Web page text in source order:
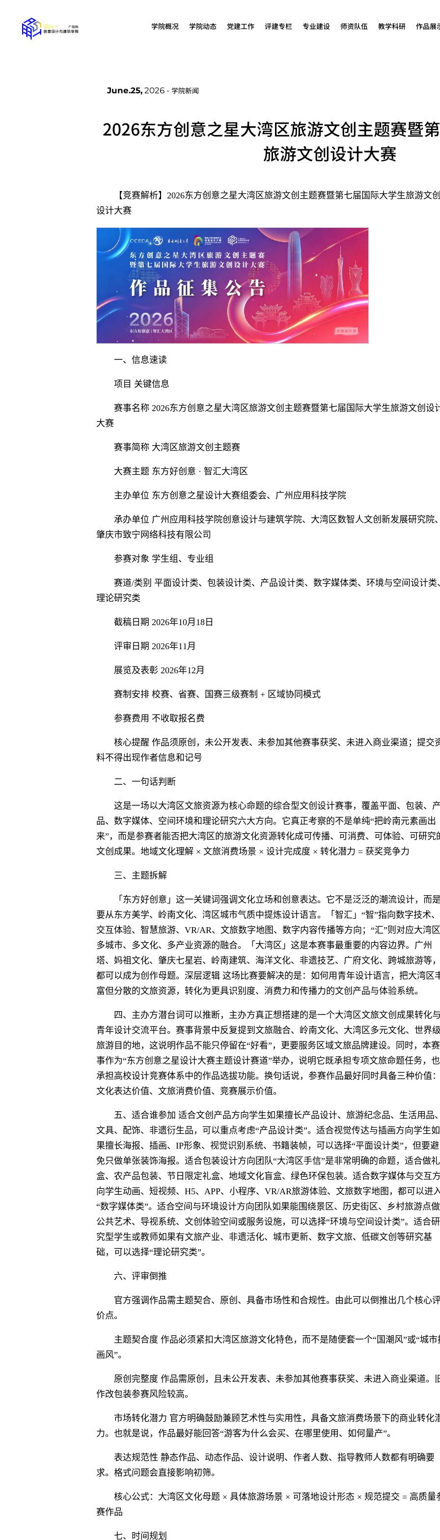
学院概况 学院动态 党建工作 评建专栏 专业建设 师资队伍 教学科研 作品展
June.25, 2026 -学院新闻
2026东方创意之星大湾区旅游文创主题赛暨
旅游文创设计大赛
【竞赛解析】2026东方创意之星大湾区旅游文创主题赛暨第七届国际大学生旅游文创
设计大赛
一、信息速读
项目 关键信息
赛事名称 2026东方创意之星大湾区旅游文创主题赛暨第七届国际大学生旅游文创设
大赛
赛事简称 大湾区旅游文创主题赛
大赛主题 东方好创意 · 智汇大湾区
主办单位 东方创意之星设计大赛组委会、广州应用科技学院
承办单位 广州应用科技学院创意设计与建筑学院、大湾区数智人文创新发展研究院、
肇庆市致宁网络科技有限公司
参赛对象 学生组、专业组
赛道/类别 平面设计类、包装设计类、产品设计类、数字媒体类、环境与空间设计类
理论研究类
截稿日期 2026年10月18日
评审日期 2026年11月
展览及表彰 2026年12月
赛制安排 校赛、省赛、国赛三级赛制 + 区域协同模式
参赛费用 不收取报名费
核心提醒 作品须原创，未公开发表、未参加其他赛事获奖、未进入商业渠道；提交
料不得出现作者信息和记号
二、一句话判断
这是一场以大湾区文旅资源为核心命题的综合型文创设计赛事，覆盖平面、包装、产
品、数字媒体、空间环境和理论研究六大方向。它真正考察的不是单纯“把岭南元素画出
来”，而是参赛者能否把大湾区的旅游文化资源转化成可传播、可消费、可体验、可研究
文创成果。地域文化理解 × 文旅消费场景 × 设计完成度 × 转化潜力 = 获奖竞争力
三、主题拆解
「东方好创意」这一关键词强调文化立场和创意表达。它不是泛泛的潮流设计，而是
要从东方美学、岭南文化、湾区城市气质中提炼设计语言。「智汇」“智”指向数字技术、
交互体验、智慧旅游、VR/AR、文旅数字地图、数字内容传播等方向；“汇”则对应大湾区
多城市、多文化、多产业资源的融合。「大湾区」这是本赛事最重要的内容边界。广州
塔、妈祖文化、肇庆七星岩、岭南建筑、海洋文化、非遗技艺、广府文化、跨城旅游等，
都可以成为创作母题。深层逻辑 这场比赛要解决的是：如何用青年设计语言，把大湾区
富但分散的文旅资源，转化为更具识别度、消费力和传播力的文创产品与体验系统。
四、主办方潜台词可以推断，主办方真正想搭建的是一个大湾区文旅文创成果转化与
青年设计交流平台。赛事背景中反复提到文旅融合、岭南文化、大湾区多元文化、世界级
旅游目的地，这说明作品不能只停留在“好看”，更要服务区域文旅品牌建设。同时，本赛
事作为“东方创意之星设计大赛主题设计赛道”举办，说明它既承担专项文旅命题任务，也
承担高校设计竞赛体系中的作品选拔功能。换句话说，参赛作品最好同时具备三种价值：
文化表达价值、文旅消费价值、竞赛展示价值。
五、适合谁参加 适合文创产品方向学生如果擅长产品设计、旅游纪念品、生活用品、
文具、配饰、非遗衍生品，可以重点考虑“产品设计类”。适合视觉传达与插画方向学生如
果擅长海报、插画、IP形象、视觉识别系统、书籍装帧，可以选择“平面设计类”，但要避
免只做单张装饰海报。适合包装设计方向团队“大湾区手信”是非常明确的命题，适合做礼
盒、农产品包装、节日限定礼盒、地域文化盲盒、绿色环保包装。适合数字媒体与交互方
向学生动画、短视频、H5、APP、小程序、VR/AR旅游体验、文旅数字地图，都可以进
“数字媒体类”。适合空间与环境设计方向团队如果能围绕景区、历史街区、乡村旅游点做
公共艺术、导视系统、文创体验空间或服务设施，可以选择“环境与空间设计类”。适合研
究型学生或教师如果有文旅产业、非遗活化、城市更新、数字文旅、低碳文创等研究基
础，可以选择“理论研究类”。
六、评审倒推
官方强调作品需主题契合、原创、具备市场性和合规性。由此可以倒推出几个核心
价点。
主题契合度 作品必须紧扣大湾区旅游文化特色，而不是随便套一个“国潮风”或“城市
画风”。
原创完整度 作品需原创，且未公开发表、未参加其他赛事获奖、未进入商业渠道。
作改包装参赛风险较高。
市场转化潜力 官方明确鼓励兼顾艺术性与实用性，具备文旅消费场景下的商业转化
力。也就是说，作品最好能回答“游客为什么会买、在哪里使用、如何量产”。
表达规范性 静态作品、动态作品、设计说明、作者人数、指导教师人数都有明确要
求。格式问题会直接影响初筛。
核心公式：大湾区文化母题 × 具体旅游场景 × 可落地设计形态 × 规范提交 = 高质量
赛作品
七、时间规划